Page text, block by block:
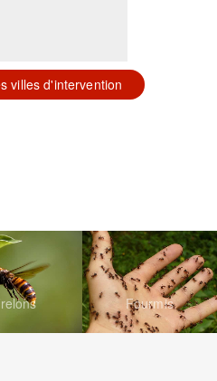
villes d'intervention
Fourmis